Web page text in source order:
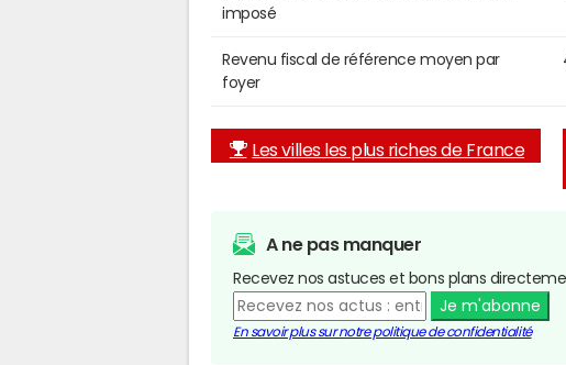
imposé
Revenu fiscal de référence moyen par
foyer
Les villes les plus riches de France
A ne pas manquer
Recevez nos astuces et bons plans
Je m'abonne
En savoir plus sur notre politique de confidentialité